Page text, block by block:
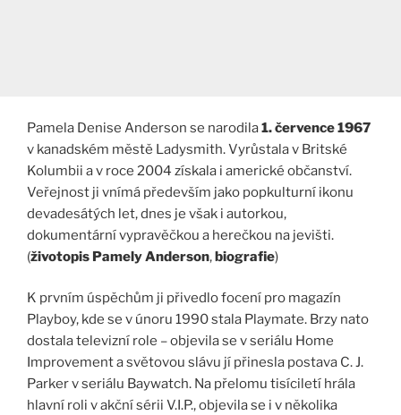
Pamela Denise Anderson se narodila1. července 1967
v kanadském městě Ladysmith. Vyrůstala v Britské
Kolumbii a v roce 2004 získala i americké občanství.
Veřejnost ji vnímá především jako popkulturní ikonu
devadesátých let, dnes je však i autorkou,
dokumentární vypravěčkou a herečkou na jevišti.
(životopis Pamely Anderson,biografie)
K prvním úspěchům ji přivedlo focení pro magazín
Playboy, kde se v únoru 1990 stala Playmate. Brzy nato
dostala televizní role – objevila se v seriálu Home
Improvement a světovou slávu jí přinesla postava C. J.
Parker v seriálu Baywatch. Na přelomu tisíciletí hrála
hlavní roli v akční sérii V.I.P., objevila se i v několika